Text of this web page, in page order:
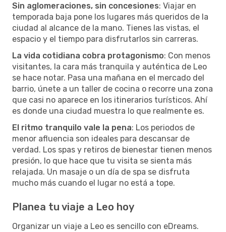
Sin aglomeraciones, sin concesiones: Viajar en
temporada baja pone los lugares más queridos de la
ciudad al alcance de la mano. Tienes las vistas, el
espacio y el tiempo para disfrutarlos sin carreras.
La vida cotidiana cobra protagonismo: Con menos
visitantes, la cara más tranquila y auténtica de Leo
se hace notar. Pasa una mañana en el mercado del
barrio, únete a un taller de cocina o recorre una zona
que casi no aparece en los itinerarios turísticos. Ahí
es donde una ciudad muestra lo que realmente es.
El ritmo tranquilo vale la pena: Los periodos de
menor afluencia son ideales para descansar de
verdad. Los spas y retiros de bienestar tienen menos
presión, lo que hace que tu visita se sienta más
relajada. Un masaje o un día de spa se disfruta
mucho más cuando el lugar no está a tope.
Planea tu viaje a Leo hoy
Organizar un viaje a Leo es sencillo con eDreams.